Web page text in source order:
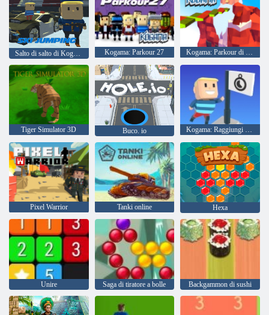
Kogama: Parkour 27 Kogama: Parkour di Natale
Tiger Simulator 3D Buco. io Kogama: Raggiungi la bandiera
Pixel Warrior Tanki online Hexa
Unire Saga di tiratore a bolle Backgammon di sushi